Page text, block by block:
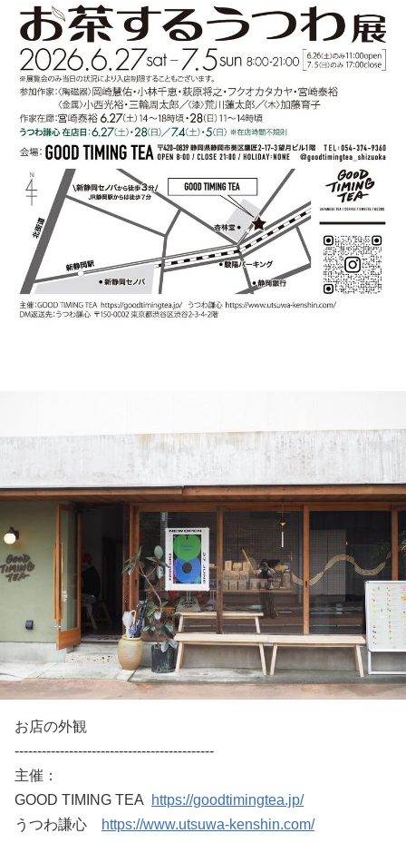
お店の外観
--------------------------------------------
主催：
GOOD TIMING TEA
https://goodtimingtea.jp/
うつわ謙心
https://www.utsuwa-kenshin.com/